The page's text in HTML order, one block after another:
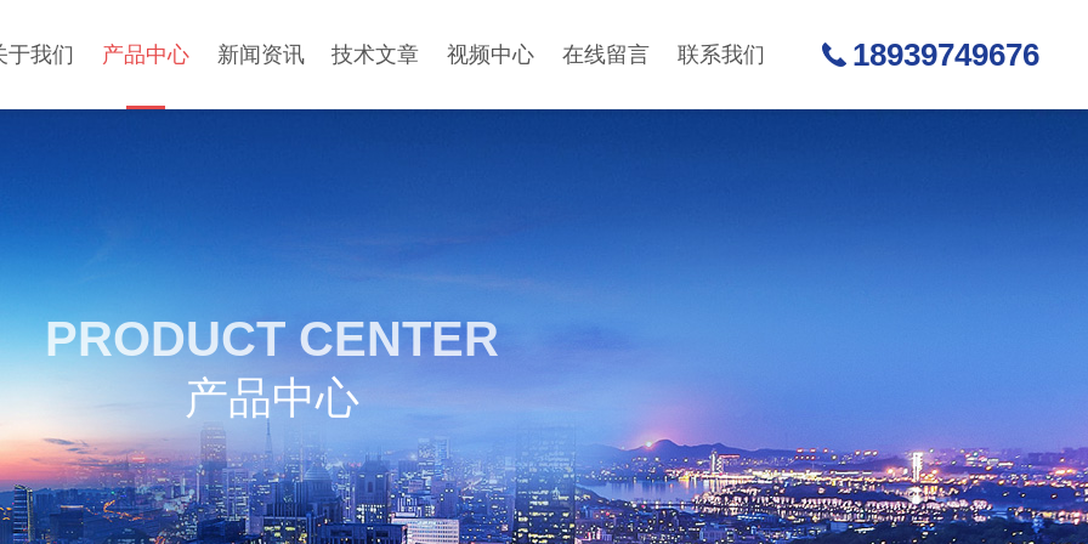
于我们 产品中心 新闻资讯 技术文章 视频中心 在线留言 联系我们 18939749676
PRODUCT CENTER
产品中心